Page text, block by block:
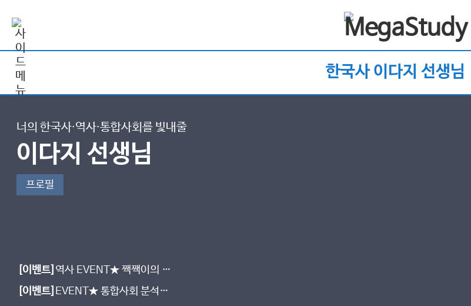
한국사 이다지 선생님
너의 한국사∙역사∙통합사회를 빛내줄
이다지 선생님
프로필
[이벤트] 역사 EVENT★ 짹짹이의 고
민 남기면, 시원한 여름 간식 선물!
[이벤트] EVENT★ 통합사회 분석집